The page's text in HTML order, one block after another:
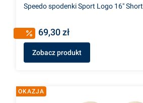
Speedo spodenki Sport Logo 16" Short
69,30 zł
Zobacz produkt
OKAZJA